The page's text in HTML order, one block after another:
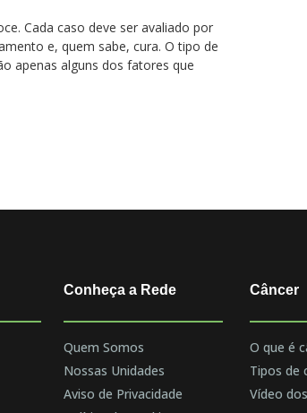
Cada caso deve ser avaliado por
e, quem sabe, cura. O tipo de
apenas alguns dos fatores que
Conheça a Rede
Quem Somos
Nossas Unidades
Aviso de Privacidade
Câncer
O que é
Tipos de
Vídeo